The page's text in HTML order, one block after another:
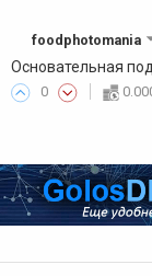
foodphotomania
Основательная
0